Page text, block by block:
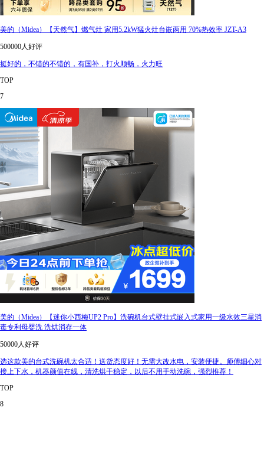
美的（Midea）【天然气】燃气灶 家用5.2kW猛火灶台嵌两用 70%热效率 JZT-A3
500000人好评
挺好的，不错的不错的，有国补，打火顺畅，火力旺
TOP
7
美的（Midea）【迷你小西梅UP2 Pro】洗碗机台式壁挂式嵌入式家用一级水效三星消
毒专利母婴洗 洗烘消存一体
50000人好评
选这款美的台式洗碗机太合适！送货态度好！无需大改水电，安装便捷。师傅细心对
接上下水，机器颜值在线，清洗烘干稳定，以后不用手动洗碗，强烈推荐！
TOP
8